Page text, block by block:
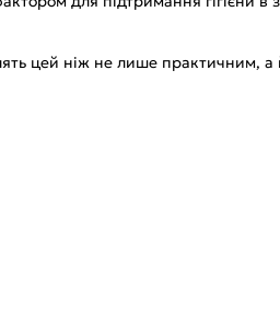
цей ніж не лише практичним, а